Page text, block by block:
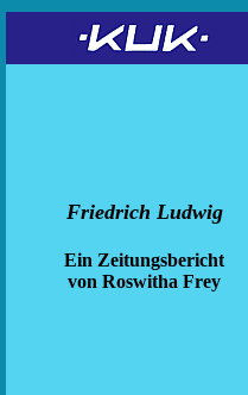
Friedrich Ludwig
Ein Zeitungsbericht
von Roswitha Frey